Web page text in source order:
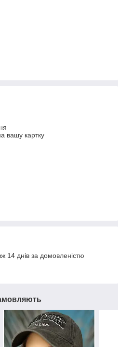
вашу картку
14 днів за домовленістю